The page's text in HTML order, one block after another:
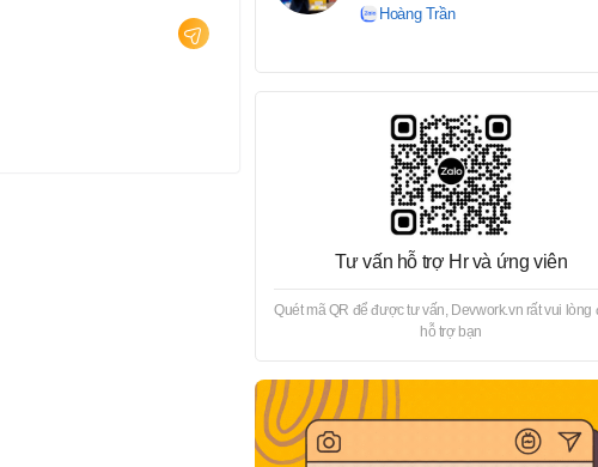
Hoàng Trần
Tư vấn hỗ trợ Hr và ứng viên
Quét mã QR để được tư vấn, Devwork.vn rất vui lòng
hỗ trợ bạn